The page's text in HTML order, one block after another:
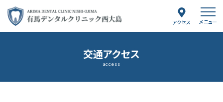
アクセス メニュー
交通アクセス
access